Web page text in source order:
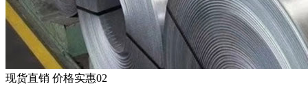
现货直销 价格实惠02